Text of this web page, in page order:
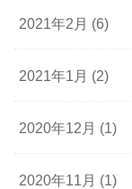
2021年2月 (6)
2021年1月 (2)
2020年12月 (1)
2020年11月 (1)